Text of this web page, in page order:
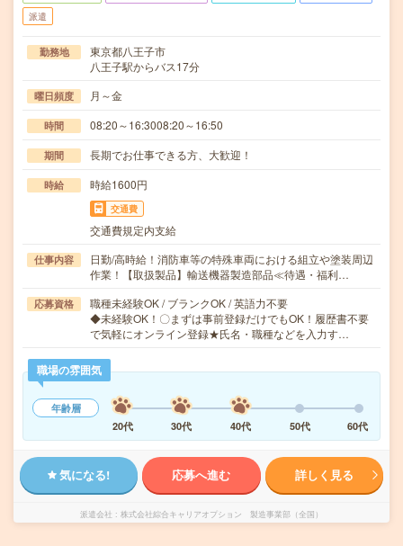
派遣
勤務地
東京都八王子市
八王子駅からバス17分
曜日頻度 月～金
時間 08:20～16:3008:20～16:50
期間 長期でお仕事できる方、大歓迎！
時給 時給1600円
交通費
交通費規定内支給
仕事内容
日勤/高時給！消防車等の特殊車両における組立や塗装周辺
作業！【取扱製品】輸送機器製造部品≪待遇・福利…
応募資格
職種未経験OK / ブランクOK / 英語力不要
◆未経験OK！〇まずは事前登録だけでもOK！履歴書不要
で気軽にオンライン登録★氏名・職種などを入力す…
職場の雰囲気
年齢層
20代
30代 40代 50代 60代
気になる! 応募へ進む 詳しく見る
派遣会社 株式会社綜合キャリアオプション 製造事業部（全国）